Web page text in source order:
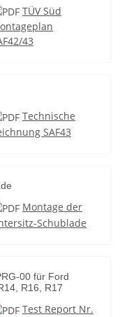
TÜV Süd
43
Technische
SAF43
Montage der
Schublade
00 für Ford
R16, R17
Test Report Nr.